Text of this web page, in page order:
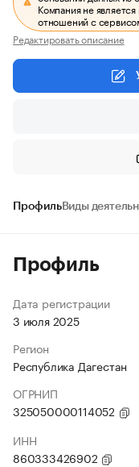
Компания не
отношений с
Редактировать описание
ПрофильВиды
Профиль
Дата регистрации
3 июля 2025
Регион
Республика Дагестан
ОГРНИП
325050000114052
ИНН
860333426902